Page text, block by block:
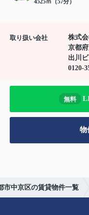
4525ｍ（57分）
取り扱い会社
株式
京都
出川
0120-
無料
物
市中京区の賃貸物件一覧